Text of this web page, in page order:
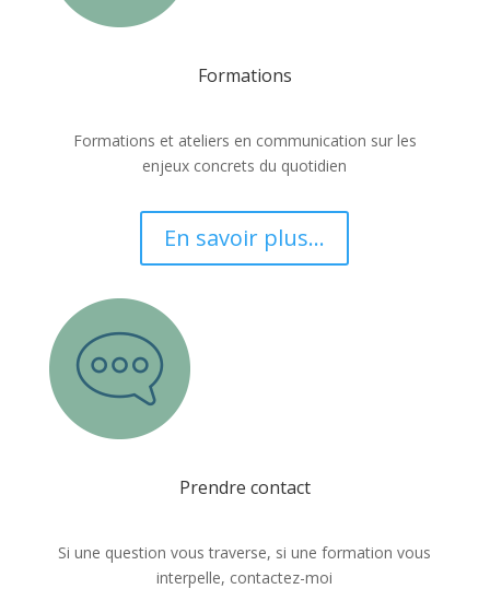
Formations
Formations et ateliers en communication sur les
enjeux concrets du quotidien
En savoir plus...
Prendre contact
Si une question vous traverse, si une formation vous
interpelle, contactez-moi